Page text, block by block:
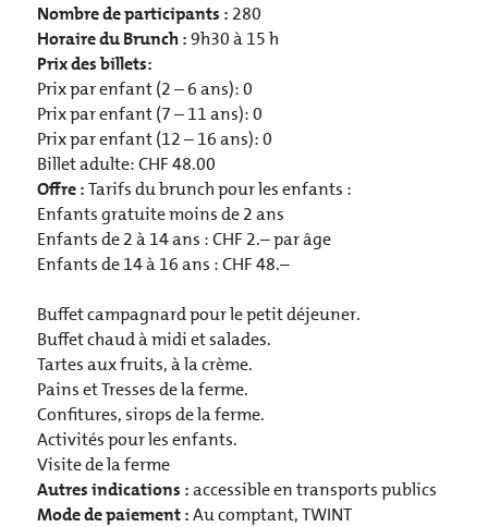
Nombre de participants : 280
Horaire du Brunch :9h30 à 15 h
Prix des billets:
Prix par enfant (2 – 6 ans): 0
Prix par enfant (7 – 11 ans): 0
Prix par enfant (12 – 16 ans): 0
Billet adulte:CHF48.00
Offre :Tarifs du brunch pour les enfants :
Enfants gratuite moins de 2 ans
Enfants de 2 à 14 ans : CHF 2.– par âge
Enfants de 14 à 16 ans : CHF 48.–
Buffet campagnard pour le petit déjeuner.
Buffet chaud à midi et salades.
Tartes aux fruits, à la crème.
Pains et Tresses de la ferme.
Confitures, sirops de la ferme.
Activités pour les enfants.
Visite de la ferme
Autres indications :accessible en transports publics
Mode de paiement :Au comptant, TWINT